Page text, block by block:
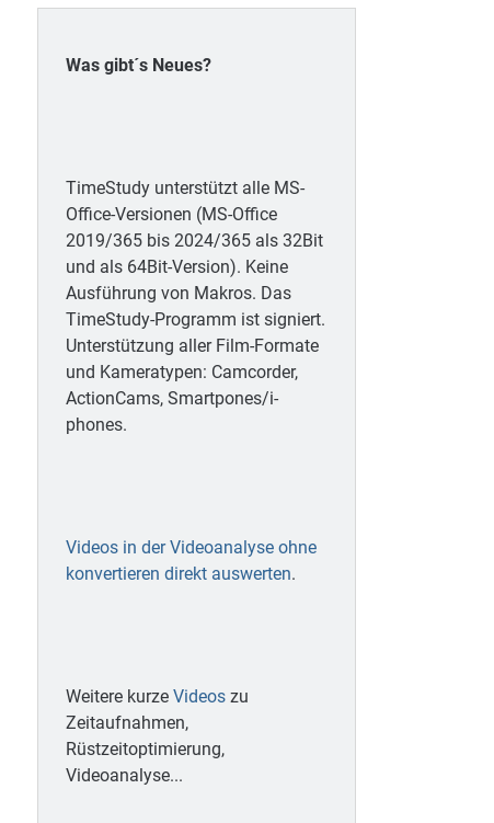
Was gibt´s Neues?
TimeStudy unterstützt alle MS-
Office-Versionen (MS-Office
2019/365 bis 2024/365 als 32Bit
und als 64Bit-Version). Keine
Ausführung von Makros. Das
TimeStudy-Programm ist signiert.
Unterstützung aller Film-Formate
und Kameratypen: Camcorder,
ActionCams, Smartpones/i-
phones.
Videos in der Videoanalyse ohne
konvertieren direkt auswerten.
Weitere kurze Videoszu
Zeitaufnahmen,
Rüstzeitoptimierung,
Videoanalyse...